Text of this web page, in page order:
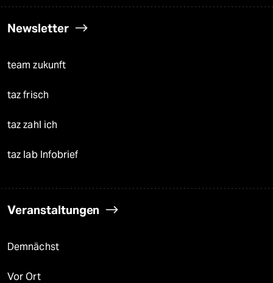
Newsletter
team zukunft
taz frisch
taz zahl ich
taz lab Infobrief
Veranstaltungen
Demnächst
Vor Ort